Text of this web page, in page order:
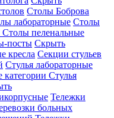
Столы Боброва
лабораторные Столы
Столы пеленальные
посты Скрыть
кресла Секции стульев
Стулья лабораторные
категории Стулья
Тележки
больных